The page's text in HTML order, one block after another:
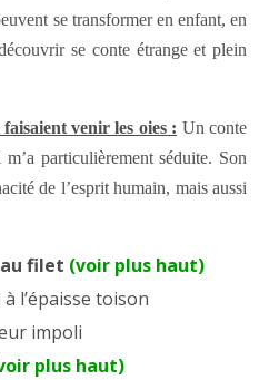
se transformer en enfant, en
se conte étrange et plein
venir les oies : Un conte
particulièrement séduite. Son
de l’esprit humain, mais aussi
filet (voir plus haut)
l’épaisse toison
impoli
plus haut)